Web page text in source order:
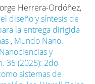
Herrera-Ordóñez,
diseño y síntesis de
la entrega dirigida
, Mundo Nano.
y
35 (2025): 2do
sistemas de